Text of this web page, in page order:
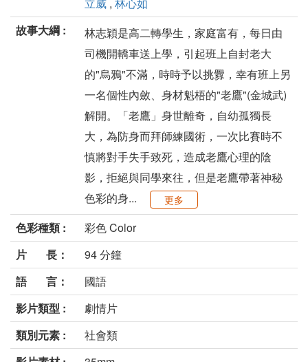
立威 , 林心如
故事大綱 :
林志穎是高二轉學生，家庭富有，每日由
司機開轎車送上學，引起班上自封老大
的"烏鴉"不滿，時時予以挑釁，幸有班上另
一名個性內斂、身材魁梧的"老鷹"(金城武)
解開。「老鷹」身世離奇，自幼孤獨長
大，為防身而拜師練國術，一次比賽時不
慎將對手失手致死，造成老鷹心理的陰
影，拒絕與同學來往，但是老鷹帶著神秘
色彩的身...
更多
色彩種類 :
彩色 Color
片 長：
94 分鐘
語 言：
國語
影片類型 :
劇情片
類別元素 :
社會類